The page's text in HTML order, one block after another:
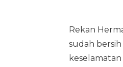
Rekan
sudah